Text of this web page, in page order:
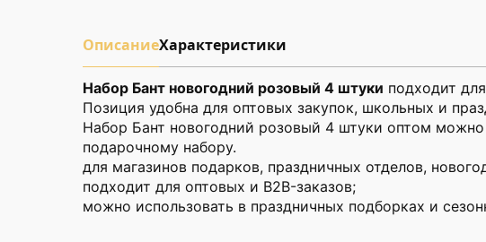
ОписаниеХарактеристики
Набор Бант новогодний розовый 4 штуки подходит
Позиция удобна для оптовых закупок, школьных и
Набор Бант новогодний розовый 4 штуки оптом можно
подарочному набору.
для магазинов подарков, праздничных отделов,
подходит для оптовых и B2B-заказов;
можно использовать в праздничных подборках и